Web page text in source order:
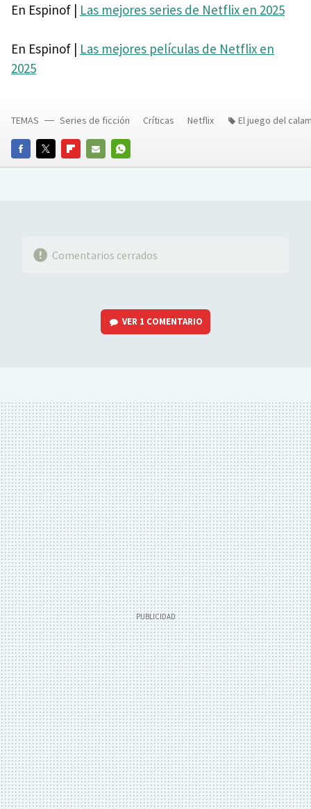
En Espinof | Las mejores series de Netflix en 2025
En Espinof | Las mejores películas de Netflix en
2025
FACEBOOKTWITTERFLIPBOARD
E-
WHATSAPP
TEMAS Series de ficción Críticas Netflix El juego del
Comentarios cerrados
VER 1 COMENTARIO